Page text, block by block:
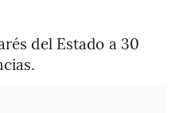
del Estado a 30